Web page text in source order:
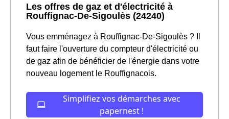
Les offres de gaz et d'électricité à
Rouffignac-De-Sigoulès (24240)
Vous emménagez à Rouffignac-De-Sigoulès ? Il
faut faire l'ouverture du compteur d'électricité ou
de gaz afin de bénéficier de l'énergie dans votre
nouveau logement le Rouffignacois.